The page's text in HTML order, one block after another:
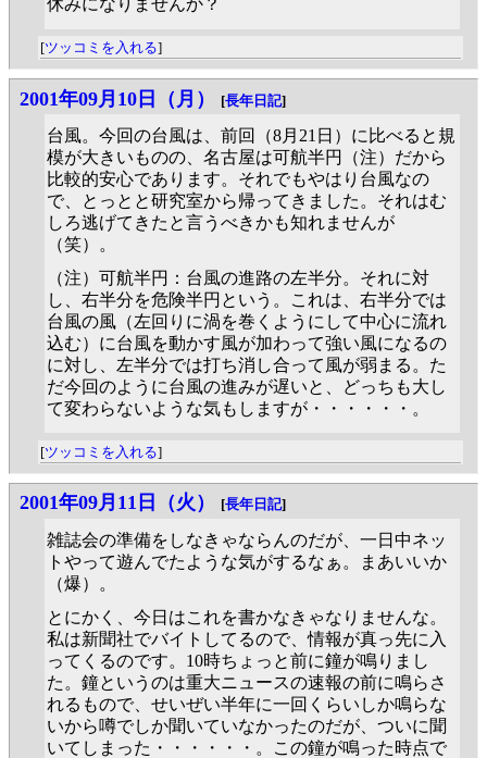
休みになりませんか？
[ツッコミを入れる]
2001年09月10日（月） [長年日記]
台風。今回の台風は、前回（8月21日）に比べると規
模が大きいものの、名古屋は可航半円（注）だから
比較的安心であります。それでもやはり台風なの
で、とっとと研究室から帰ってきました。それはむ
しろ逃げてきたと言うべきかも知れませんが
（笑）。
（注）可航半円：台風の進路の左半分。それに対
し、右半分を危険半円という。これは、右半分では
台風の風（左回りに渦を巻くようにして中心に流れ
込む）に台風を動かす風が加わって強い風になるの
に対し、左半分では打ち消し合って風が弱まる。た
だ今回のように台風の進みが遅いと、どっちも大し
て変わらないような気もしますが・・・・・・。
[ツッコミを入れる]
2001年09月11日（火） [長年日記]
雑誌会の準備をしなきゃならんのだが、一日中ネッ
トやって遊んでたような気がするなぁ。まあいいか
（爆）。
とにかく、今日はこれを書かなきゃなりませんな。
私は新聞社でバイトしてるので、情報が真っ先に入
ってくるのです。10時ちょっと前に鐘が鳴りまし
た。鐘というのは重大ニュースの速報の前に鳴らさ
れるもので、せいぜい半年に一回くらいしか鳴らな
いから噂でしか聞いていなかったのだが、ついに聞
いてしまった・・・・・・。この鐘が鳴った時点で